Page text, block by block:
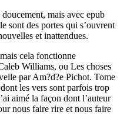
mais avec epub
sont des portes qui s’ouvrent
et inattendues.
cela fonctionne
Williams, ou Les choses
par Am?d?e Pichot. Tome
les vers sont parfois trop
aimé la façon dont l’auteur
nous faire rire et nous faire